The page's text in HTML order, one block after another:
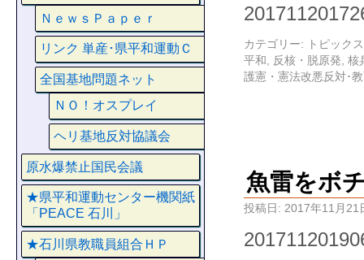
カテゴリー:
トピックス
平和
反核・脱原発 核
護憲・憲法改悪反対･
魚雷をボ
投稿日: 2017年11月21
ＮｅｗｓＰａｐｅｒ
リンク 単産･県平和運動Ｃ
全国基地問題ネット
ＮＯ！オスプレイ
ヘリ基地反対協議会
原水爆禁止国民会議
★県平和運動センター機関紙
「PEACE 石川」
★石川県教職員組合ＨＰ